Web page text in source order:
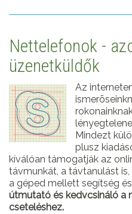
Nettelefonok -
üzenetküldők
Az
Mindezt
plusz
kíválóan támogatják az
távmunkát, a távtanulást
a géped mellett segítség
útmutató és kedvcsináló a
cseteléshez.